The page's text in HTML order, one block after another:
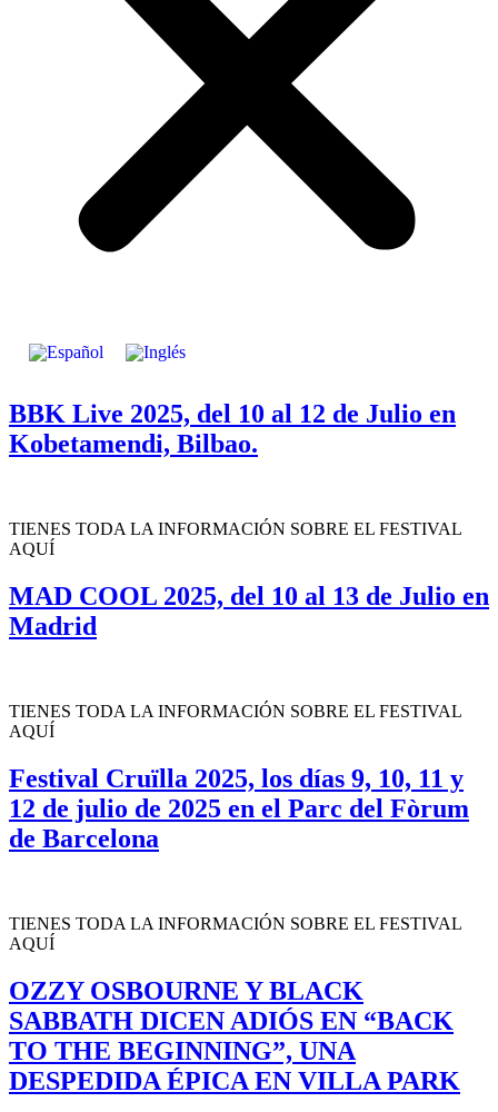
BBK Live 2025, del 10 al 12 de Julio en
Kobetamendi, Bilbao.
TIENES TODA LA INFORMACIÓN SOBRE EL FESTIVAL
AQUÍ
MAD COOL 2025, del 10 al 13 de Julio en
Madrid
TIENES TODA LA INFORMACIÓN SOBRE EL FESTIVAL
AQUÍ
Festival Cruïlla 2025, los días 9, 10, 11 y
12 de julio de 2025 en el Parc del Fòrum
de Barcelona
TIENES TODA LA INFORMACIÓN SOBRE EL FESTIVAL
AQUÍ
OZZY OSBOURNE Y BLACK
SABBATH DICEN ADIÓS EN “BACK
TO THE BEGINNING”, UNA
DESPEDIDA ÉPICA EN VILLA PARK